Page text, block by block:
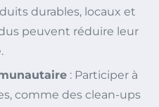
durables, locaux et
peuvent réduire leur
: Participer à
comme des clean-ups